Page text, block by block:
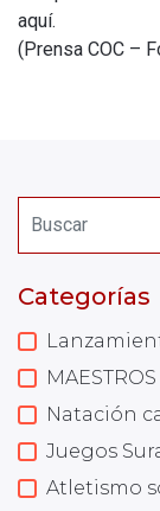
Categorías
Natación
Juegos
Atletismo
aquí.
(Prensa COC –